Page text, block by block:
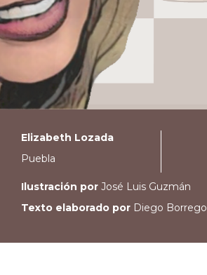
Elizabeth Lozada
Puebla
Ilustración por José Luis Guzmán
Texto elaborado por Diego Borrego